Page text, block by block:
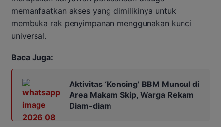
memanfaatkan akses yang dimilikinya untuk
membuka rak penyimpanan menggunakan kunci
universal.
Baca Juga:
Aktivitas ‘Kencing’ BBM Muncul di
Area Makam Skip, Warga Rekam
Diam-diam